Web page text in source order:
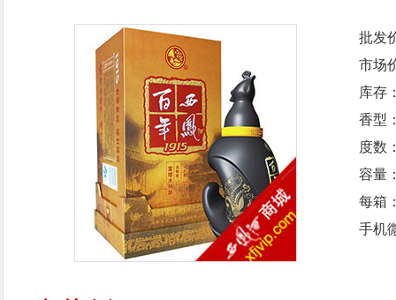
批发
市场
库存
香型
度数
容量
每箱
手机